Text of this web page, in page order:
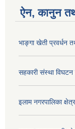
ऐन, कानुन
भाङ्गा खेती प्रवर्धन
सहकारी संस्था विघटन
इलाम नगरपालिका